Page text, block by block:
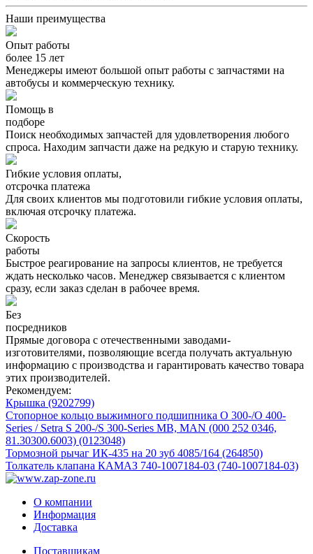
Наши преимущества
Опыт работы
более 15 лет
Менеджеры имеют большой опыт работы с запчастями на
автобусы и коммерческую технику.
Помощь в
подборе
Поиск необходимых запчастей для удовлетворения любого
спроса. Находим запчасти даже на редкую и старую технику.
Гибкие условия оплаты,
отсрочка платежа
Для своих клиентов мы подготовили гибкие условия оплаты,
включая отсрочку платежа.
Скорость
работы
Быстрое реагирование на запросы клиентов, не требуется
ждать несколько часов. Менеджер связывается с клиентом
сразу, если заказ сделан в рабочее время.
Без
посредников
Прямые договора с отечественными заводами-
изготовителями, позволяющие всегда получать актуальную
информацию с производства и гарантировать качество товара
этих производителей.
Рекомендуем:
Крышка (9202799)
Стопорное кольцо выжимного подшипника O 300-/O 400-
Series / Setra S 200-/S 300-Series MB, MAN (000 252 0346,
81.30300.6003) (0123048)
Тормозной рычаг ИК-435 на 20 зуб 4085/164 (264850)
Толкатель клапана КАМАЗ 740-1007184-03 (740-1007184-03)
О компании
Информация
Доставка
Поставщикам